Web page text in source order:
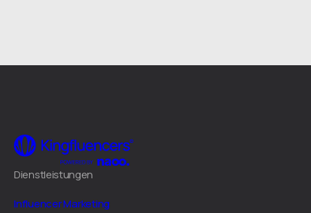
Dienstleistungen
Influencer Marketing